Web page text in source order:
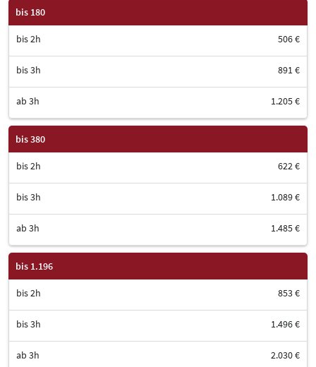
bis 180
bis 2h 506 €
bis 3h 891 €
ab 3h 1.205 €
bis 380
bis 2h 622 €
bis 3h 1.089 €
ab 3h 1.485 €
bis 1.196
bis 2h 853 €
bis 3h 1.496 €
ab 3h 2.030 €